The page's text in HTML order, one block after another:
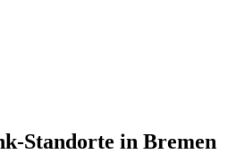
Standorte in Bremen